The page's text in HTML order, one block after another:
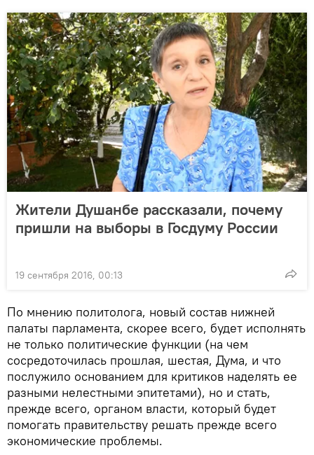
Жители Душанбе рассказали, почему
пришли на выборы в Госдуму России
19 сентября 2016, 00:13
По мнению политолога, новый состав нижней
палаты парламента, скорее всего, будет исполнять
не только политические функции (на чем
сосредоточилась прошлая, шестая, Дума, и что
послужило основанием для критиков наделять ее
разными нелестными эпитетами), но и стать,
прежде всего, органом власти, который будет
помогать правительству решать прежде всего
экономические проблемы.